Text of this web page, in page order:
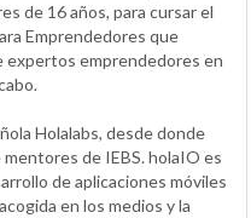
de 16 años, para cursar el
Emprendedores que
expertos emprendedores en
Holalabs, desde donde
de IEBS. holaIO es
de aplicaciones móviles
en los medios y la